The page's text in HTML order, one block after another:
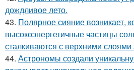
дождливое лето.
43. Полярное сияние возникает,
высокоэнергетичные частицы
сталкиваются с верхними
44. Астрономы создали